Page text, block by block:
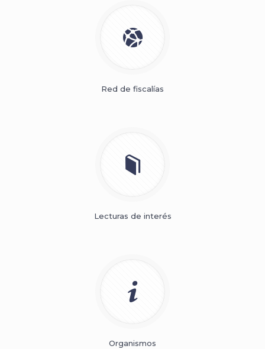
Red de fiscalías
Lecturas de interés
Organismos